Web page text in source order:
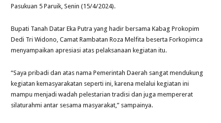
Pasukuan 5 Paruik, Senin (15/4/2024).
Bupati Tanah Datar Eka Putra yang hadir bersama Kabag Prokopim
Dedi Tri Widono, Camat Rambatan Roza Melfita beserta Forkopimca
menyampaikan apresiasi atas pelaksanaan kegiatan itu.
“Saya pribadi dan atas nama Pemerintah Daerah sangat mendukung
kegiatan kemasyarakatan seperti ini, karena melalui kegiatan ini
mampu menjadi wadah pelestarian tradisi dan juga mempererat
silaturahmi antar sesama masyarakat,” sampainya.